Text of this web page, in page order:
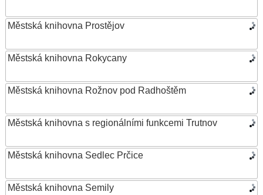
Městská knihovna Prostějov
Městská knihovna Rokycany
Městská knihovna Rožnov pod Radhoštěm
Městská knihovna s regionálními funkcemi Trutnov
Městská knihovna Sedlec Prčice
Městská knihovna Semily